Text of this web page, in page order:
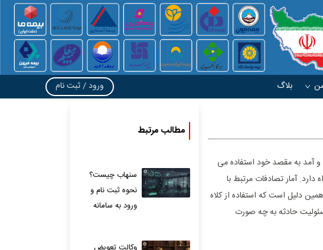
بلاگ ورود / ثبت نام
و آمد به مقصد خود استفاده می‌
دارد. آمار تصادفات مرتبط با
دلیل است که استفاده از کلاه
حادثه به چه صورت
مطالب مرتبط
سنهاب چیست؟
نحوه ثبت نام و
ورود به سامانه